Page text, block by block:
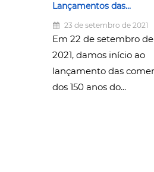
Lançamentos das...
23 de setembro de 2021
Em 22 de setembro de
2021, damos início ao
lançamento das
dos 150 anos do...